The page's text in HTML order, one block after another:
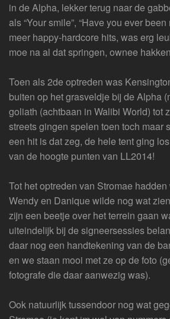
in de Alpha, lekker terug naar de
als “Your smile”, “Have you ever
meer happy-hardcore hits, was erg
moe na al dat springen, ownee hakken
Toen als 2de optreden was
buiten op het grasveldje bij de Alpha
goliath (achtbaan in Walibi World) tot
streets gingen spelen toen toch maar
een hit is dat zeg, de hele tent ging
van de hoogte punten van LL2014!
Tot het optreden van Stromae
Wendy en Danique wilde nog wat
zijn een beetje over het terrein gaan
uiteindelijk bij de signeersessies
daar nog een handtekening van de
en we staan mooi met ze op de foto
fotografe die daar aanwezig was).
Ook natuurlijk tussendoor nog wat